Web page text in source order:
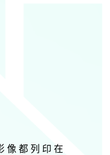
像 都 列 印 在